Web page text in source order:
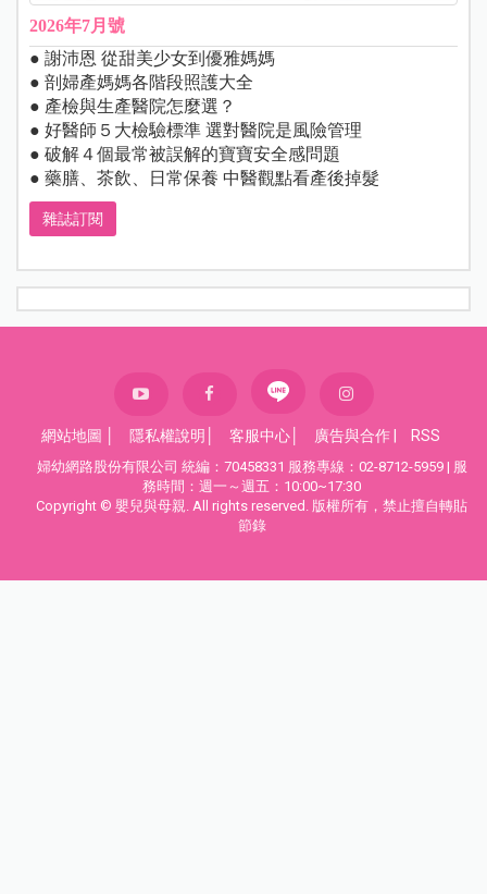
2026年7月號
● 謝沛恩 從甜美少女到優雅媽媽
● 剖婦產媽媽各階段照護大全
● 產檢與生產醫院怎麼選？
● 好醫師５大檢驗標準 選對醫院是風險管理
● 破解４個最常被誤解的寶寶安全感問題
● 藥膳、茶飲、日常保養 中醫觀點看產後掉髮
雜誌訂閱
網站地圖 隱私權說明 客服中心 廣告與合作 RSS
婦幼網路股份有限公司 統編：70458331 服務專線：02-8712-5959 | 服
務時間：週一～週五：10:00~17:30
Copyright © 嬰兒與母親. All rights reserved. 版權所有，禁止擅自轉貼
節錄